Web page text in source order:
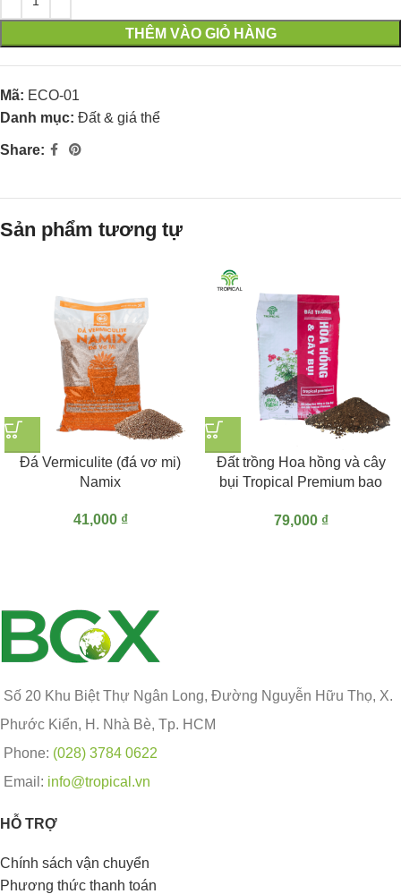
THÊM VÀO GIỎ HÀNG
Mã: ECO-01
Danh mục: Đất & giá thể
Share:
Sản phẩm tương tự
Đá Vermiculite (đá vơ mi)
Namix
41,000 ₫
Đất trồng Hoa hồng và cây
bụi Tropical Premium bao
79,000 ₫
Số 20 Khu Biệt Thự Ngân Long, Đường Nguyễn Hữu Thọ, X.
Phước Kiển, H. Nhà Bè, Tp. HCM
Phone: (028) 3784 0622
Email: info@tropical.vn
HỖ TRỢ
Chính sách vận chuyển
Phương thức thanh toán